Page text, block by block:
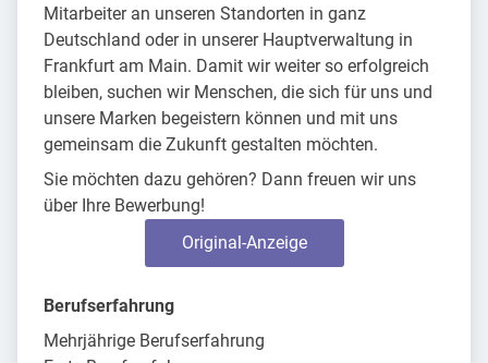
Mitarbeiter an unseren Standorten in ganz
Deutschland oder in unserer Hauptverwaltung in
Frankfurt am Main. Damit wir weiter so erfolgreich
bleiben, suchen wir Menschen, die sich für uns und
unsere Marken begeistern können und mit uns
gemeinsam die Zukunft gestalten möchten.
Sie möchten dazu gehören? Dann freuen wir uns
über Ihre Bewerbung!
Original-Anzeige
Berufserfahrung
Mehrjährige Berufserfahrung